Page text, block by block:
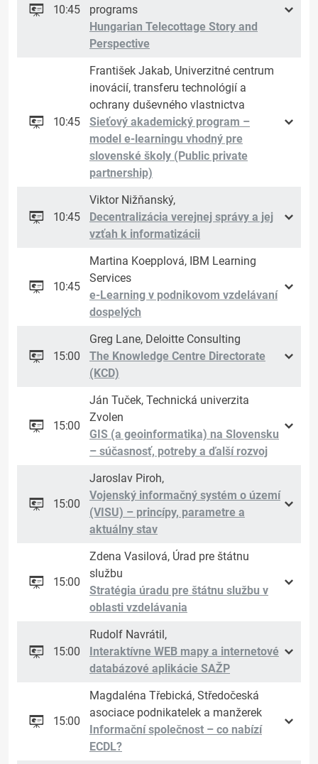
10:45
programs
Hungarian Telecottage Story and
Perspective
10:45
František Jakab, Univerzitné centrum
inovácií, transferu technológií a
ochrany duševného vlastnictva
Sieťový akademický program –
model e-learningu vhodný pre
slovenské školy (Public private
partnership)
10:45
Viktor Nižňanský,
Decentralizácia verejnej správy a jej
vzťah k informatizácii
10:45
Martina Koepplová, IBM Learning
Services
e-Learning v podnikovom vzdelávaní
dospelých
15:00
Greg Lane, Deloitte Consulting
The Knowledge Centre Directorate
(KCD)
15:00
Ján Tuček, Technická univerzita
Zvolen
GIS (a geoinformatika) na Slovensku
– súčasnosť, potreby a ďalší rozvoj
15:00
Jaroslav Piroh,
Vojenský informačný systém o území
(VISU) – princípy, parametre a
aktuálny stav
15:00
Zdena Vasilová, Úrad pre štátnu
službu
Stratégia úradu pre štátnu službu v
oblasti vzdelávania
15:00
Rudolf Navrátil,
Interaktívne WEB mapy a internetové
databázové aplikácie SAŽP
15:00
Magdaléna Třebická, Středočeská
asociace podnikatelek a manžerek
Informační společnost – co nabízí
ECDL?